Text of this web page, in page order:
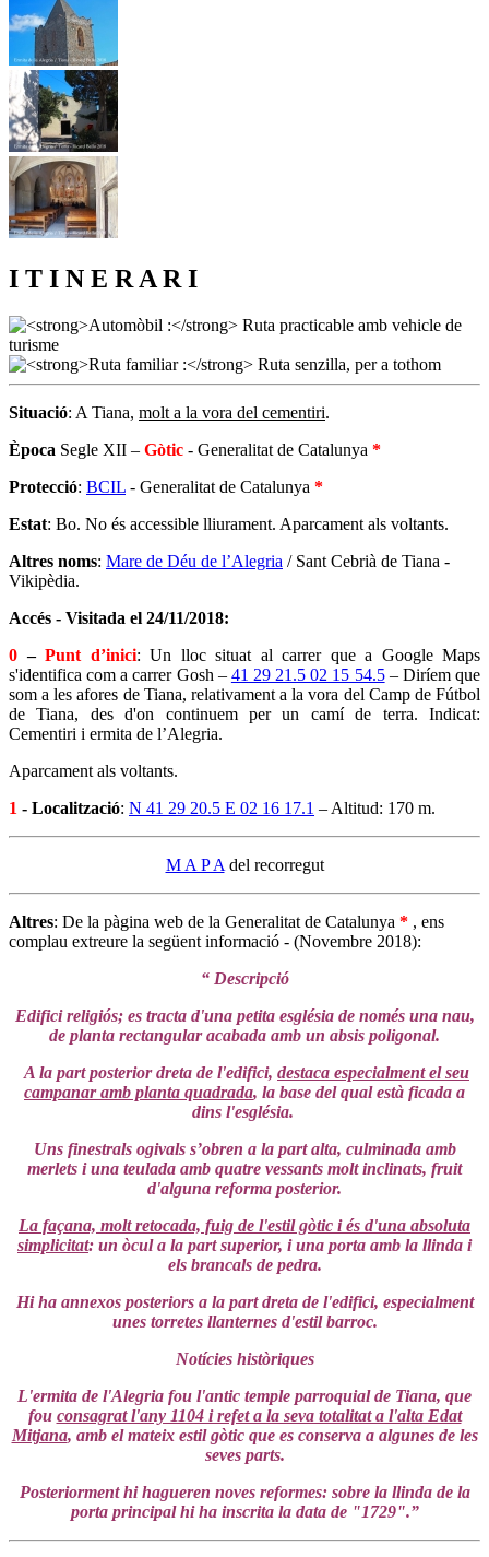
I T I N E R A R I
Situació: A Tiana, molt a la vora del cementiri.
Època Segle XII – Gòtic - Generalitat de Catalunya *
Protecció: BCIL - Generalitat de Catalunya *
Estat: Bo. No és accessible lliurament. Aparcament als voltants.
Altres noms: Mare de Déu de l’Alegria / Sant Cebrià de Tiana -
Vikipèdia.
Accés - Visitada el 24/11/2018:
0 – Punt d’inici: Un lloc situat al carrer que a Google Maps
s'identifica com a carrer Gosh – 41 29 21.5 02 15 54.5– Diríem que
som a les afores de Tiana, relativament a la vora del Camp de Fútbol
de Tiana, des d'on continuem per un camí de terra. Indicat:
Cementiri i ermita de l’Alegria.
Aparcament als voltants.
1 - Localització: N 41 29 20.5 E 02 16 17.1 – Altitud: 170 m.
M A P A del recorregut
Altres: De la pàgina web de la Generalitat de Catalunya * , ens
complau extreure la següent informació - (Novembre 2018):
“ Descripció
Edifici religiós; es tracta d'una petita església de només una nau,
de planta rectangular acabada amb un absis poligonal.
A la part posterior dreta de l'edifici, destaca especialment el seu
campanar amb planta quadrada, la base del qual està ficada a
dins l'església.
Uns finestrals ogivals s’obren a la part alta, culminada amb
merlets i una teulada amb quatre vessants molt inclinats, fruit
d'alguna reforma posterior.
La façana, molt retocada, fuig de l'estil gòtic i és d'una absoluta
simplicitat: un òcul a la part superior, i una porta amb la llinda i
els brancals de pedra.
Hi ha annexos posteriors a la part dreta de l'edifici, especialment
unes torretes llanternes d'estil barroc.
Notícies històriques
L'ermita de l'Alegria fou l'antic temple parroquial de Tiana, que
fou consagrat l'any 1104 i refet a la seva totalitat a l'alta Edat
Mitjana, amb el mateix estil gòtic que es conserva a algunes de les
seves parts.
Posteriorment hi hagueren noves reformes: sobre la llinda de la
porta principal hi ha inscrita la data de "1729".”